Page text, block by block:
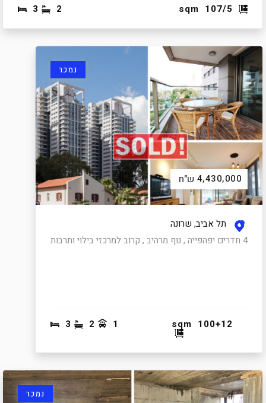
sqm 107/5
3 2
נמכר
4,430,000 ש"ח
תל אביב, שרונה
4 חדרים יפהפייה , נוף מרהיב , קרוב למרכזי בילוי ותרבות
sqm 100+12
3 2 1
נמכר